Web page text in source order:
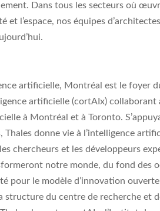
Dans tous les secteurs où
et l’espace, nos équipes
artificielle, Montréal est le foyer
artificielle (cortAIx) collaborant
à Montréal et à Toronto.
Thales donne vie à l’intelligence
chercheurs et les développeurs
notre monde, du fond des
pour le modèle d’innovation
structure du centre de recherche et